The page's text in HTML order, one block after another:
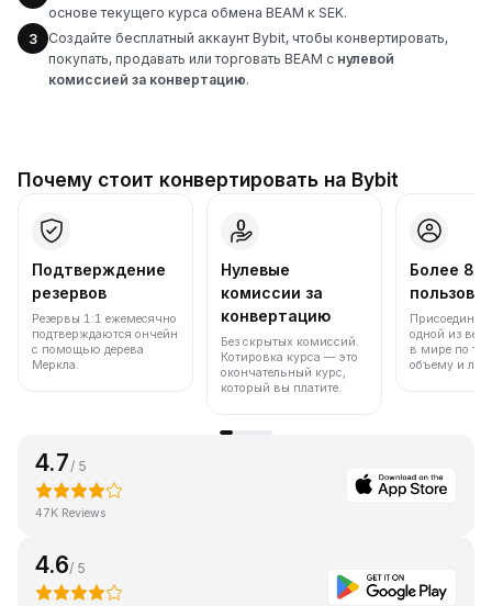
основе текущего курса обмена BEAM к SEK.
3
Создайте бесплатный аккаунт Bybit, чтобы конвертировать,
покупать, продавать или торговать BEAM с нулевой
комиссией за конвертацию.
Почему стоит конвертировать на Bybit
Подтверждение
резервов
Резервы 1:1 ежемесячно
подтверждаются ончейн
с помощью дерева
Меркла.
Нулевые
комиссии за
конвертацию
Без скрытых комиссий.
Котировка курса — это
окончательный курс,
который вы платите.
Более 86
одной из
в мире по
объему и
4.7 / 5
47K Reviews
4.6/ 5